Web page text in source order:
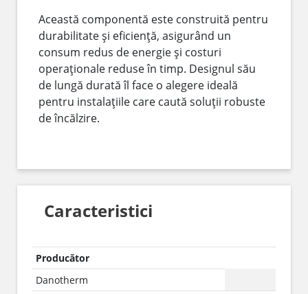
Această componentă este construită pentru
durabilitate și eficiență, asigurând un
consum redus de energie și costuri
operaționale reduse în timp. Designul său
de lungă durată îl face o alegere ideală
pentru instalațiile care caută soluții robuste
de încălzire.
Caracteristici
Producător
Danotherm